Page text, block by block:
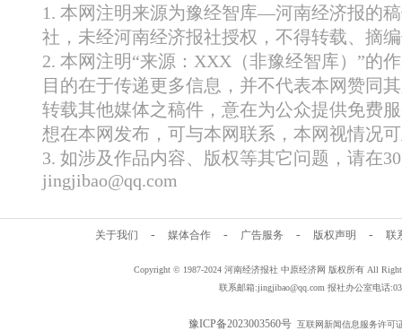
1. 本网注明来源为豫经智库—河南经济报的
社，未经河南经济报社授权，不得转载、摘
2. 本网注明“来源：XXX（非豫经智库）”的
目的在于传递更多信息，并不代表本网赞同
转载其他媒体之稿件，意在为公众提供免费
想在本网发布，可与本网联系，本网视情况
3. 如涉及作品内容、版权等其它问题，请在
jingjibao@qq.com
关于我们 - 媒体合作 - 广告服务 - 版权声明 - 联
Copyright © 1987-2024 河南经济报社 中原经济网 版权所有 All
联系邮箱:jingjibao@qq.com 报社办公室电话
豫ICP备2023003560号互联网新闻信息服务许可